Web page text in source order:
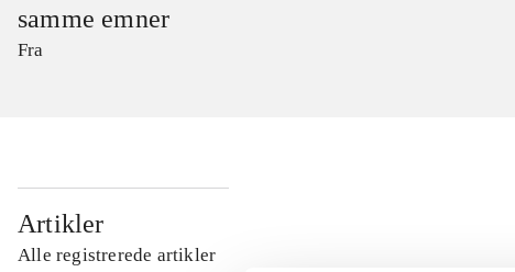
samme emner
Fra
Artikler
Alle registrerede artikler